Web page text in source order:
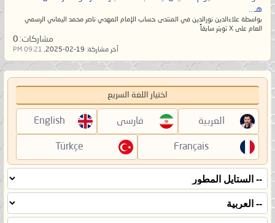
هـ ..
بواسطة علاءالدين نورالدين في المنتدى حساب الإمام المهدي ناصر محمد اليماني الرسمي
العام على X تويتر سابقاً
مشاركات:
آخر مشاركة: 09:21 PM
اختيار اللغة السريع
العربية فارسی English
Français
Türkçe